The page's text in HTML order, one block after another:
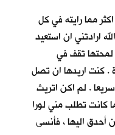
مما رايته في كل
ارادتني ان استعيد
تقف في
. كنت اريدها ان تصل
. لم اكن اتريث
كانت تطلب مني لورا
أحدق اليها ، فأنسى